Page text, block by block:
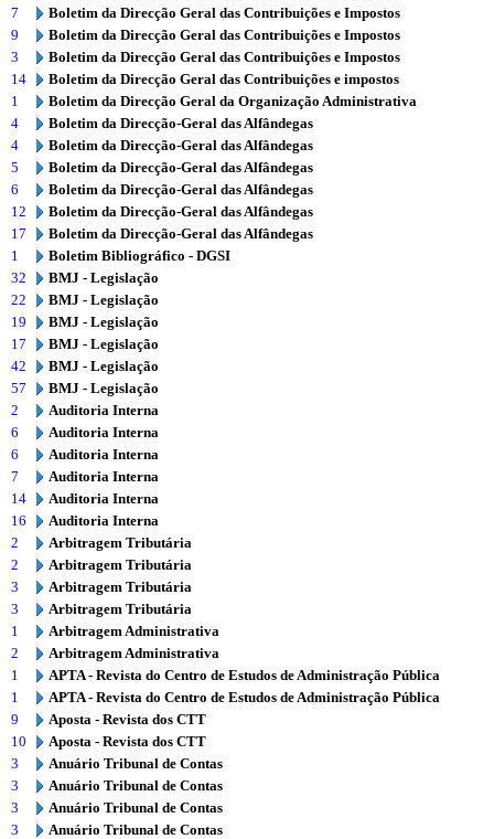
7
Boletim da Direcção Geral das Contribuições e Impostos
9
Boletim da Direcção Geral das Contribuições e Impostos
3
Boletim da Direcção Geral das Contribuições e Impostos
14
Boletim da Direcção Geral das Contribuições e impostos
1
Boletim da Direcção Geral da Organização Administrativa
4
Boletim da Direcção-Geral das Alfândegas
4
Boletim da Direcção-Geral das Alfândegas
5
Boletim da Direcção-Geral das Alfândegas
6
Boletim da Direcção-Geral das Alfândegas
12
Boletim da Direcção-Geral das Alfândegas
17
Boletim da Direcção-Geral das Alfândegas
1
Boletim Bibliográfico - DGSI
32
BMJ - Legislação
22
BMJ - Legislação
19
BMJ - Legislação
17
BMJ - Legislação
42
BMJ - Legislação
57
BMJ - Legislação
2
Auditoria Interna
6
Auditoria Interna
6
Auditoria Interna
7
Auditoria Interna
14
Auditoria Interna
16
Auditoria Interna
2
Arbitragem Tributária
2
Arbitragem Tributária
3
Arbitragem Tributária
3
Arbitragem Tributária
1
Arbitragem Administrativa
2
Arbitragem Administrativa
1
APTA - Revista do Centro de Estudos de Administração Pública
1
APTA - Revista do Centro de Estudos de Administração Pública
9
Aposta - Revista dos CTT
10
Aposta - Revista dos CTT
3
Anuário Tribunal de Contas
3
Anuário Tribunal de Contas
3
Anuário Tribunal de Contas
3
Anuário Tribunal de Contas